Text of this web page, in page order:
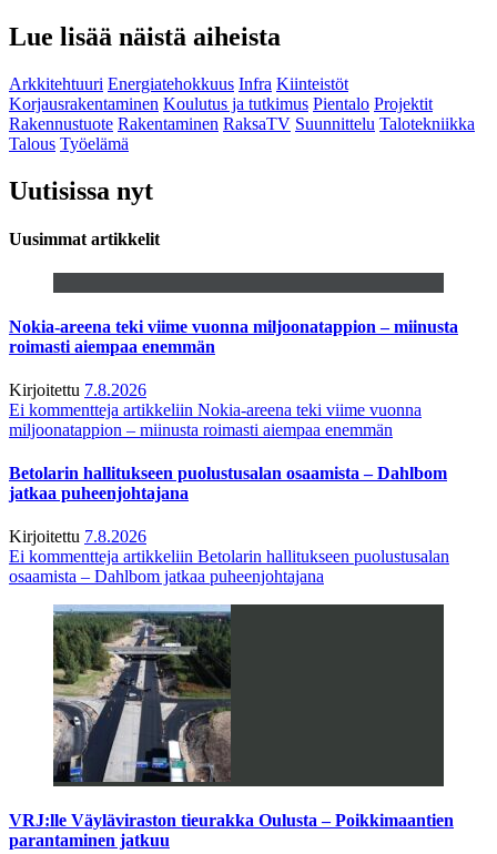
Lue lisää näistä aiheista
Arkkitehtuuri Energiatehokkuus Infra Kiinteistöt
Korjausrakentaminen Koulutus ja tutkimus Pientalo Projektit
Rakennustuote Rakentaminen RaksaTV Suunnittelu Talotekniikka
Talous Työelämä
Uutisissa nyt
Uusimmat artikkelit
Nokia-areena teki viime vuonna miljoonatappion – miinusta
roimasti aiempaa enemmän
Kirjoitettu 7.8.2026
Ei kommentteja artikkeliin Nokia-areena teki viime vuonna
miljoonatappion – miinusta roimasti aiempaa enemmän
Betolarin hallitukseen puolustusalan osaamista – Dahlbom
jatkaa puheenjohtajana
Kirjoitettu 7.8.2026
Ei kommentteja artikkeliin Betolarin hallitukseen puolustusalan
osaamista – Dahlbom jatkaa puheenjohtajana
VRJ:lle Väyläviraston tieurakka Oulusta – Poikkimaantien
parantaminen jatkuu